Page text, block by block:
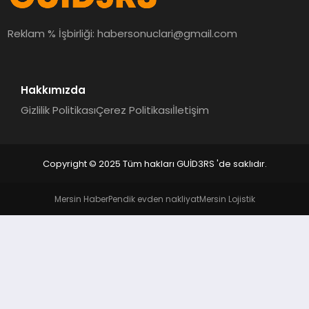
MAGAZIN
Reklam % İşbirliği:habersonuclari@gmail.com
Hakkımızda
Gizlilik PolitikasıÇerez Politikasıİletişim
Copyright © 2025 Tüm hakları GUİD3RS 'de saklıdır.
Mersin HaberPendik evden nakliyatMersin Lojistik